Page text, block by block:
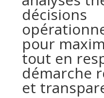
décisions
pour
tout en
démarche
et